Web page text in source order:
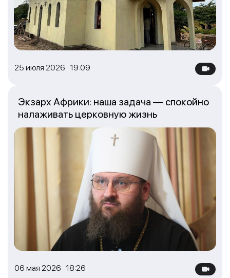
25 июля 2026 19:09
06 мая 2026 18:26
Экзарх Африки: наша задача — спокойно
налаживать церковную жизнь